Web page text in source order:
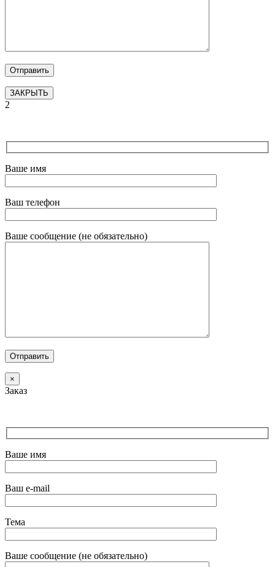
ЗАКРЫТЬ
2
Ваше имя
Ваш телефон
Ваше сообщение (не обязательно)
×
Заказ
Ваше имя
Ваш e-mail
Тема
Ваше сообщение (не обязательно)